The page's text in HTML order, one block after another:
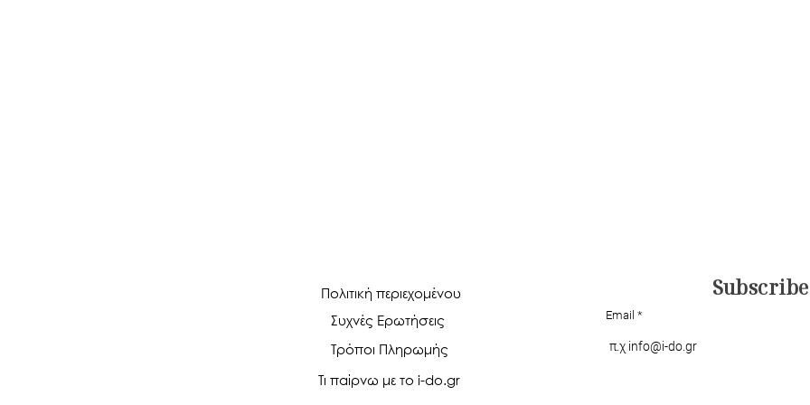
Πολιτική περιεχομένου
Συχνές Ερωτήσεις
Τρόποι Πληρωμής
Τι παίρνω με το i-do.gr
Subscribe
Email